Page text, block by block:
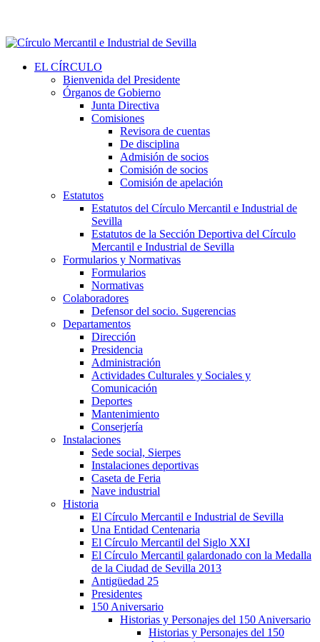
EL CÍRCULO
Bienvenida del Presidente
Órganos de Gobierno
Junta Directiva
Comisiones
Revisora de cuentas
De disciplina
Admisión de socios
Comisión de socios
Comisión de apelación
Estatutos
Estatutos del Círculo Mercantil e Industrial de
Sevilla
Estatutos de la Sección Deportiva del Círculo
Mercantil e Industrial de Sevilla
Formularios y Normativas
Formularios
Normativas
Colaboradores
Defensor del socio. Sugerencias
Departamentos
Dirección
Presidencia
Administración
Actividades Culturales y Sociales y
Comunicación
Deportes
Mantenimiento
Conserjería
Instalaciones
Sede social, Sierpes
Instalaciones deportivas
Caseta de Feria
Nave industrial
Historia
El Círculo Mercantil e Industrial de Sevilla
Una Entidad Centenaria
El Círculo Mercantil del Siglo XXI
El Círculo Mercantil galardonado con la Medalla
de la Ciudad de Sevilla 2013
Antigüedad 25
Presidentes
150 Aniversario
Historias y Personajes del 150 Aniversario
Historias y Personajes del 150